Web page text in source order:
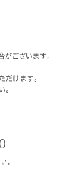
ございます。
だけます。
。
。